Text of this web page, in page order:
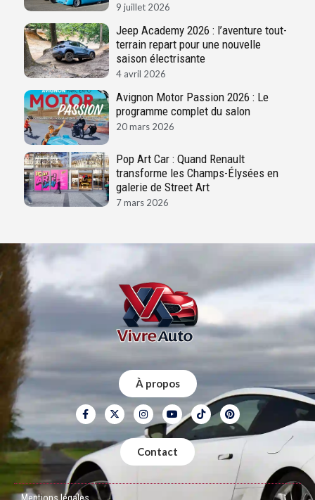
9 juillet 2026
Jeep Academy 2026 : l’aventure tout-
terrain repart pour une nouvelle
saison électrisante
4 avril 2026
Avignon Motor Passion 2026 : Le
programme complet du salon
20 mars 2026
Pop Art Car : Quand Renault
transforme les Champs-Élysées en
galerie de Street Art
7 mars 2026
À propos
Contact